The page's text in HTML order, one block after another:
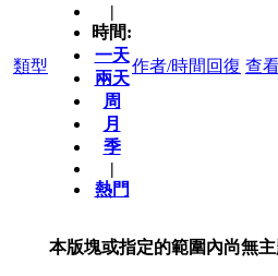
類型
|
時間:
一天
兩天
周
月
季
|
熱門
作者/時間 回復 查
本版塊或指定的範圍內尚無主